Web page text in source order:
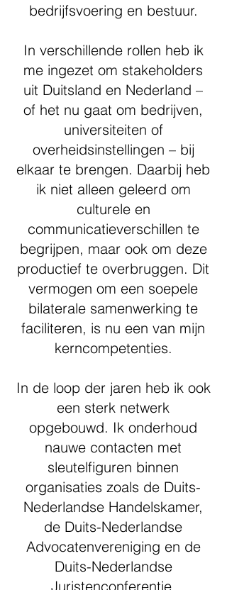
bedrijfsvoering en bestuur.
In verschillende rollen heb ik
me ingezet om stakeholders
uit Duitsland en Nederland –
of het nu gaat om bedrijven,
universiteiten of
overheidsinstellingen – bij
elkaar te brengen. Daarbij heb
ik niet alleen geleerd om
culturele en
communicatieverschillen te
begrijpen, maar ook om deze
productief te overbruggen. Dit
vermogen om een soepele
bilaterale samenwerking te
faciliteren, is nu een van mijn
kerncompetenties.
In de loop der jaren heb ik ook
een sterk netwerk
opgebouwd. Ik onderhoud
nauwe contacten met
sleutelfiguren binnen
organisaties zoals de Duits-
Nederlandse Handelskamer,
de Duits-Nederlandse
Advocatenvereniging en de
Duits-Nederlandse
Juristenconferentie.